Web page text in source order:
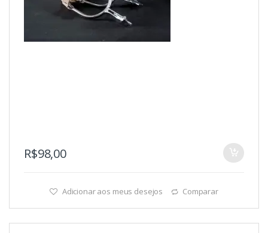
R$98,00
Adicionar aos meus desejos Comparar